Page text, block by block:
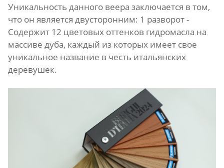
Уникальность данного веера заключается в том,
что он является двусторонним: 1 разворот -
Содержит 12 цветовых оттенков гидромасла на
массиве дуба, каждый из которых имеет свое
уникальное название в честь итальянских
деревушек.